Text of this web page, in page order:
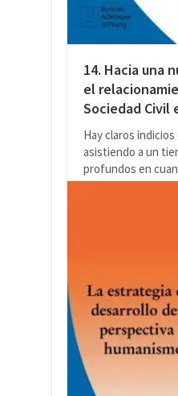
14. Hacia una
el
Sociedad Civil
Hay claros
asistiendo a un
profundos en